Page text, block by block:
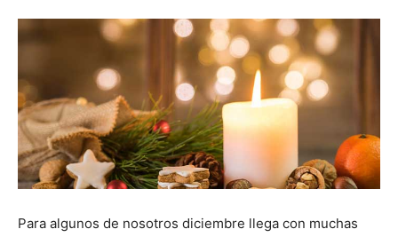
Para algunos de nosotros diciembre llega con muchas